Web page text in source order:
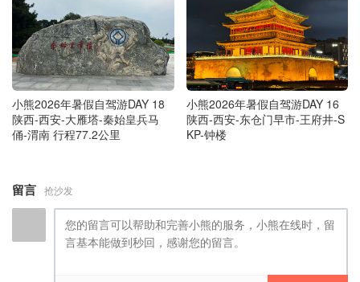
小熊2026年暑假自驾游DAY 18
陕西-西安-大雁塔-秦始皇兵马
俑-渭南 行程77.2公里
小熊2026年暑假自驾游DAY 16
陕西-西安-东仓门早市-王府井-S
KP-钟楼
留言 抢沙发